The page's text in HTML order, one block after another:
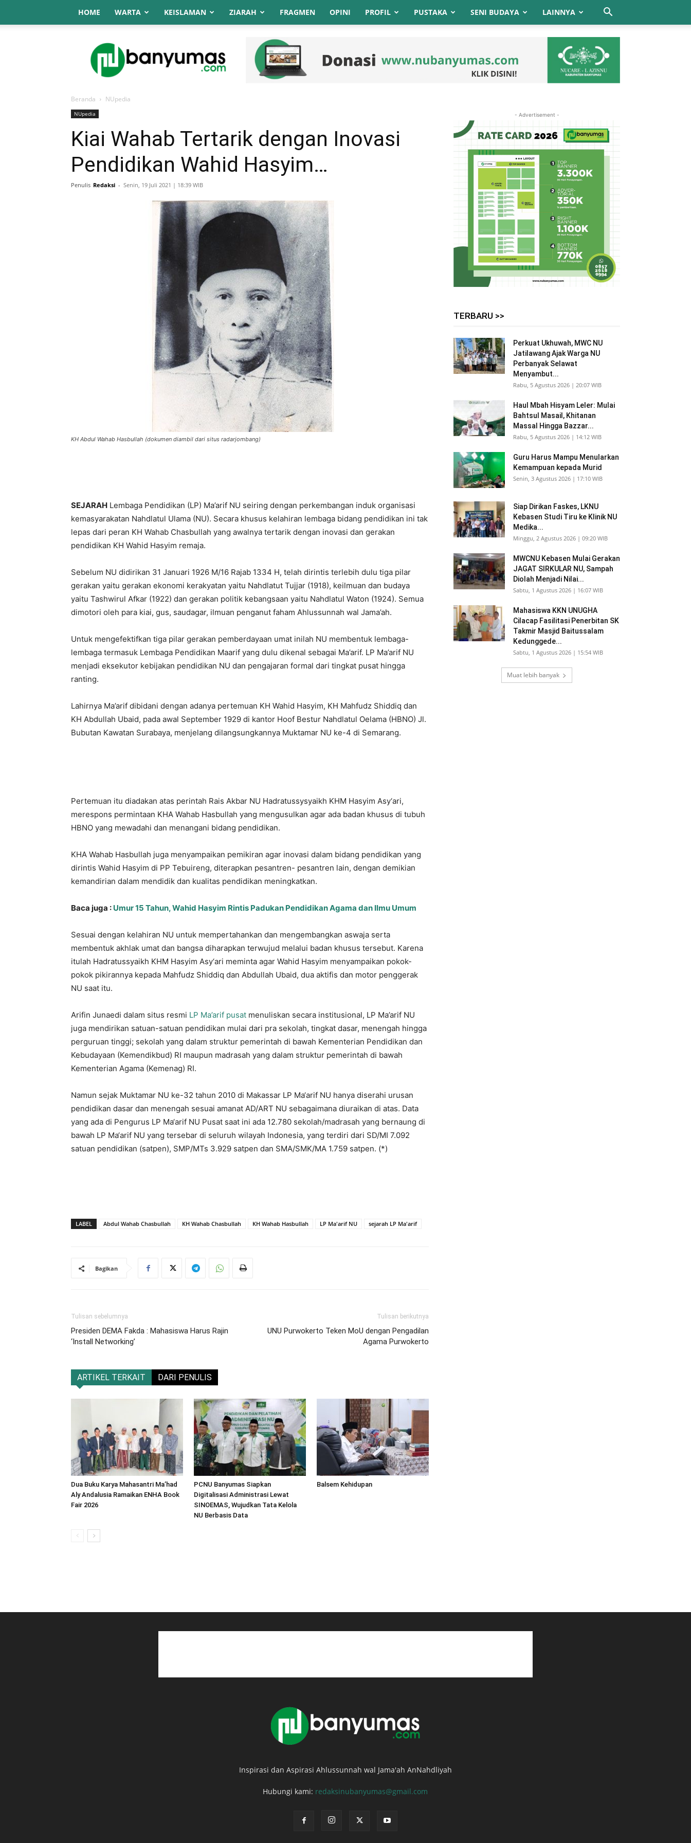
HOME WARTA KEISLAMAN ZIARAH FRAGMEN OPINI PROFIL PUSTAKA SENI BUDAYA LAINNYA
NU
Online
Banyumas
Beranda NUpedia
NUpedia
Kiai Wahab Tertarik dengan Inovasi
Pendidikan Wahid Hasyim…
Penulis Redaksi - Senin, 19 Juli 2021 | 18:39 WIB
KH Abdul Wahab Hasbullah (dokumen diambil dari situs radarjombang)
SEJARAH Lembaga Pendidikan (LP) Ma’arif NU seiring dengan perkembangan induk organisasi
kemasyarakatan Nahdlatul Ulama (NU). Secara khusus kelahiran lembaga bidang pendidikan ini tak
lepas dari peran KH Wahab Chasbullah yang awalnya tertarik dengan inovasi dan gerakan
pendidikan KH Wahid Hasyim remaja.
Sebelum NU didirikan 31 Januari 1926 M/16 Rajab 1334 H, telah dirintis terlebih dulu tiga pilar
gerakan yaitu gerakan ekonomi kerakyatan yaitu Nahdlatut Tujjar (1918), keilmuan dan budaya
yaitu Tashwirul Afkar (1922) dan gerakan politik kebangsaan yaitu Nahdlatul Waton (1924). Semua
dimotori oleh para kiai, gus, saudagar, ilmuan penganut faham Ahlussunnah wal Jama’ah.
Untuk mengefektifkan tiga pilar gerakan pemberdayaan umat inilah NU membentuk lembaga-
lembaga termasuk Lembaga Pendidikan Maarif yang dulu dikenal sebagai Ma’arif. LP Ma’arif NU
menjadi eksekutor kebijakan pendidikan NU dan pengajaran formal dari tingkat pusat hingga
ranting.
Lahirnya Ma’arif dibidani dengan adanya pertemuan KH Wahid Hasyim, KH Mahfudz Shiddiq dan
KH Abdullah Ubaid, pada awal September 1929 di kantor Hoof Bestur Nahdlatul Oelama (HBNO) Jl.
Bubutan Kawatan Surabaya, menjelang dilangsungkannya Muktamar NU ke-4 di Semarang.
Pertemuan itu diadakan atas perintah Rais Akbar NU Hadratussysyaikh KHM Hasyim Asy‘ari,
merespons permintaan KHA Wahab Hasbullah yang mengusulkan agar ada badan khusus di tubuh
HBNO yang mewadahi dan menangani bidang pendidikan.
KHA Wahab Hasbullah juga menyampaikan pemikiran agar inovasi dalam bidang pendidikan yang
dirintis Wahid Hasyim di PP Tebuireng, diterapkan pesantren- pesantren lain, dengan demikian
kemandirian dalam mendidik dan kualitas pendidikan meningkatkan.
Baca juga : Umur 15 Tahun, Wahid Hasyim Rintis Padukan Pendidikan Agama dan Ilmu Umum
Sesuai dengan kelahiran NU untuk mempertahankan dan mengembangkan aswaja serta
membentuk akhlak umat dan bangsa diharapkan terwujud melalui badan khusus tersebut. Karena
itulah Hadratussyaikh KHM Hasyim Asy‘ari meminta agar Wahid Hasyim menyampaikan pokok-
pokok pikirannya kepada Mahfudz Shiddiq dan Abdullah Ubaid, dua aktifis dan motor penggerak
NU saat itu.
Arifin Junaedi dalam situs resmi LP Ma’arif pusat menuliskan secara institusional, LP Ma’arif NU
juga mendirikan satuan-satuan pendidikan mulai dari pra sekolah, tingkat dasar, menengah hingga
perguruan tinggi; sekolah yang dalam struktur pemerintah di bawah Kementerian Pendidikan dan
Kebudayaan (Kemendikbud) RI maupun madrasah yang dalam struktur pemerintah di bawah
Kementerian Agama (Kemenag) RI.
Namun sejak Muktamar NU ke-32 tahun 2010 di Makassar LP Ma‘arif NU hanya diserahi urusan
pendidikan dasar dan menengah sesuai amanat AD/ART NU sebagaimana diuraikan di atas. Data
yang ada di Pengurus LP Ma‘arif NU Pusat saat ini ada 12.780 sekolah/madrasah yang bernaung di
bawah LP Ma‘arif NU yang tersebar di seluruh wilayah Indonesia, yang terdiri dari SD/MI 7.092
satuan pendidikan (satpen), SMP/MTs 3.929 satpen dan SMA/SMK/MA 1.759 satpen. (*)
LABEL Abdul Wahab Chasbullah KH Wahab Chasbullah KH Wahab Hasbullah LP Ma'arif NU sejarah LP Ma'arif
Bagikan
Tulisan sebelumnya
Presiden DEMA Fakda : Mahasiswa Harus Rajin
‘Install Networking’
Tulisan berikutnya
UNU Purwokerto Teken MoU dengan Pengadilan
Agama Purwokerto
ARTIKEL TERKAIT DARI PENULIS
Dua Buku Karya Mahasantri Ma’had
Aly Andalusia Ramaikan ENHA Book
Fair 2026
PCNU Banyumas Siapkan
Digitalisasi Administrasi Lewat
SINOEMAS, Wujudkan Tata Kelola
NU Berbasis Data
Balsem Kehidupan
- Advertisement -
TERBARU >>
Perkuat Ukhuwah, MWC NU
Jatilawang Ajak Warga NU
Perbanyak Selawat
Menyambut...
Rabu, 5 Agustus 2026 | 20:07 WIB
Haul Mbah Hisyam Leler: Mulai
Bahtsul Masail, Khitanan
Massal Hingga Bazzar...
Rabu, 5 Agustus 2026 | 14:12 WIB
Guru Harus Mampu Menularkan
Kemampuan kepada Murid
Senin, 3 Agustus 2026 | 17:10 WIB
Siap Dirikan Faskes, LKNU
Kebasen Studi Tiru ke Klinik NU
Medika...
Minggu, 2 Agustus 2026 | 09:20 WIB
MWCNU Kebasen Mulai Gerakan
JAGAT SIRKULAR NU, Sampah
Diolah Menjadi Nilai...
Sabtu, 1 Agustus 2026 | 16:07 WIB
Mahasiswa KKN UNUGHA
Cilacap Fasilitasi Penerbitan SK
Takmir Masjid Baitussalam
Kedunggede...
Sabtu, 1 Agustus 2026 | 15:54 WIB
Muat lebih banyak
Inspirasi dan Aspirasi Ahlussunnah wal Jama'ah AnNahdliyah
Hubungi kami: redaksinubanyumas@gmail.com